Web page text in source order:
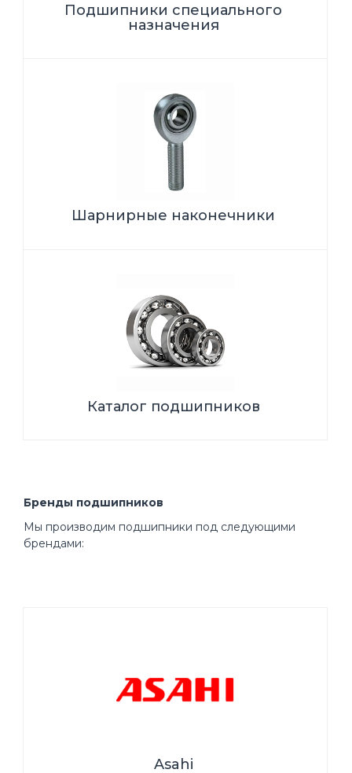
Подшипники специального
назначения
Шарнирные наконечники
Каталог подшипников
Бренды подшипников
Мы производим подшипники под следующими
брендами:
Asahi